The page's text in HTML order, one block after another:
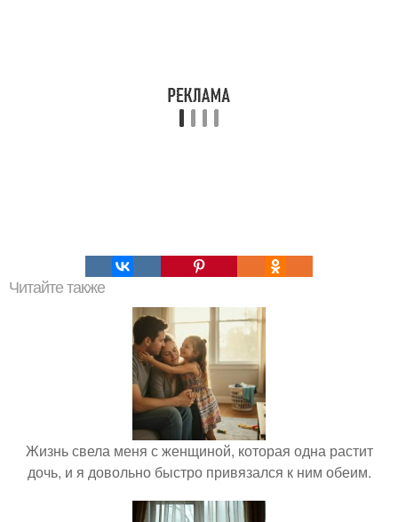
Читайте также
Жизнь свела меня с женщиной, которая одна растит
дочь, и я довольно быстро привязался к ним обеим.